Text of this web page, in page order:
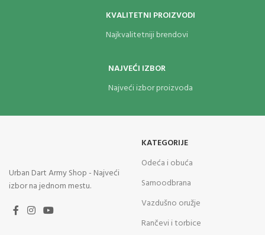
KVALITETNI PROIZVODI
Najkvalitetniji brendovi
NAJVEĆI IZBOR
Najveći izbor proizvoda
Urban Dart Army Shop - Najveći
izbor na jednom mestu.
KATEGORIJE
Odeća i obuća
Samoodbrana
Vazdušno oružje
Rančevi i torbice